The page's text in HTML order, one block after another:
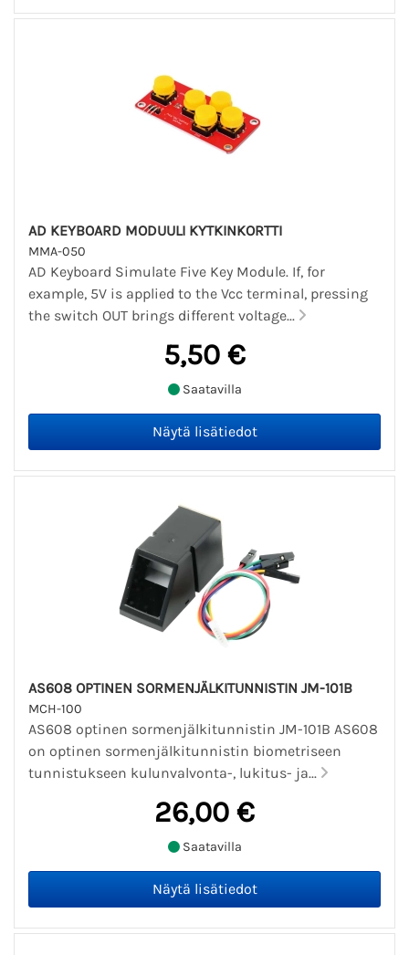
AD KEYBOARD MODUULI KYTKINKORTTI
MMA-050
AD Keyboard Simulate Five Key Module. If, for
example, 5V is applied to the Vcc terminal, pressing
the switch OUT brings different voltage...
5,50 €
Saatavilla
AS608 OPTINEN SORMENJÄLKITUNNISTIN JM-101B
MCH-100
AS608 optinen sormenjälkitunnistin JM-101B AS608
on optinen sormenjälkitunnistin biometriseen
tunnistukseen kulunvalvonta-, lukitus- ja...
26,00 €
Saatavilla